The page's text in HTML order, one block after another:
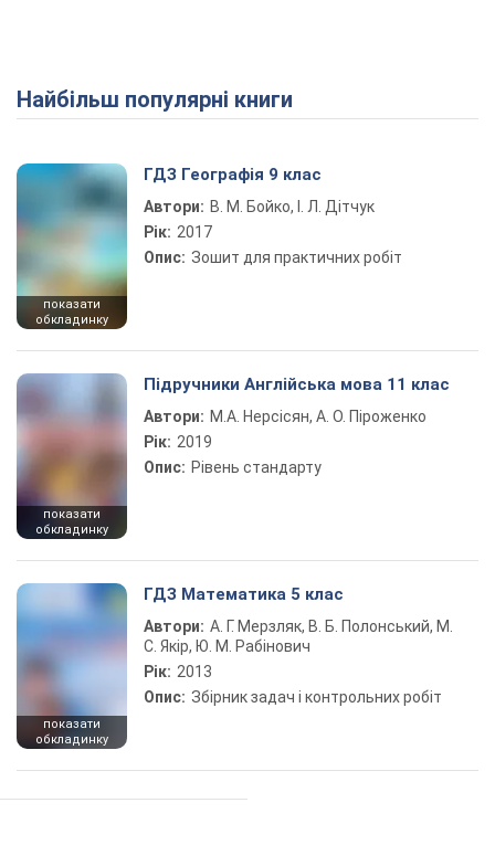
Play Video
Найбільш популярні книги
показати
обкладинку
ГДЗ Географія 9 клас
Автори: В. М. Бойко, І. Л. Дітчук
Рік: 2017
Опис: Зошит для практичних робіт
показати
обкладинку
Підручники Англійська мова 11 клас
Автори: М.А. Нерсісян, А. О. Піроженко
Рік: 2019
Опис: Рівень стандарту
показати
обкладинку
ГДЗ Математика 5 клас
Автори: А. Г. Мерзляк, В. Б. Полонський, М.
С. Якір, Ю. М. Рабінович
Рік: 2013
Опис: Збірник задач і контрольних робіт